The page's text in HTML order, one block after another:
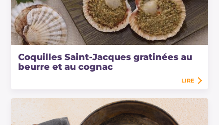
Coquilles Saint-Jacques gratinées au
beurre et au cognac
LIRE